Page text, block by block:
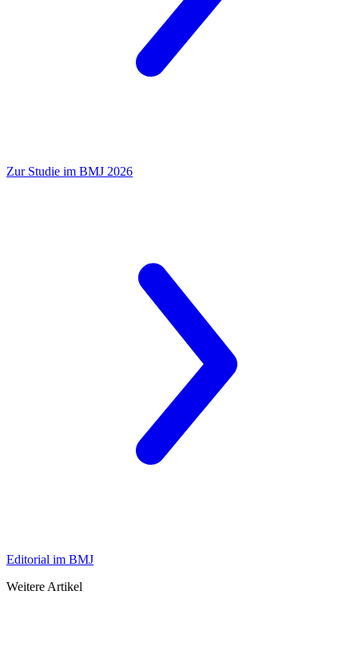
Zur Studie im BMJ 2026
Editorial im BMJ
Weitere Artikel